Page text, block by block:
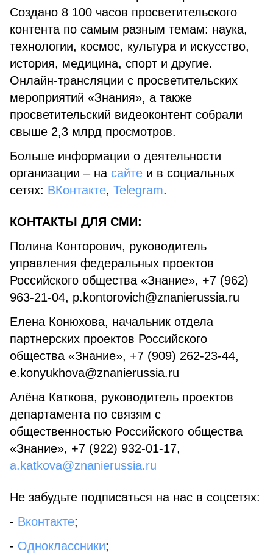
Создано 8 100 часов просветительского
контента по самым разным темам: наука,
технологии, космос, культура и искусство,
история, медицина, спорт и другие.
Онлайн-трансляции с просветительских
мероприятий «Знания», а также
просветительский видеоконтент собрали
свыше 2,3 млрд просмотров.
Больше информации о деятельности
организации – на сайте и в социальных
сетях: ВКонтакте, Telegram.
КОНТАКТЫ ДЛЯ СМИ:
Полина Конторович, руководитель
управления федеральных проектов
Российского общества «Знание», +7 (962)
963-21-04, p.kontorovich@znanierussia.ru
Елена Конюхова, начальник отдела
партнерских проектов Российского
общества «Знание», +7 (909) 262-23-44,
e.konyukhova@znanierussia.ru
Алёна Каткова, руководитель проектов
департамента по связям с
общественностью Российского общества
«Знание», +7 (922) 932-01-17,
a.katkova@znanierussia.ru
Не забудьте подписаться на нас в соцсетях:
- Вконтакте;
- Одноклассники;